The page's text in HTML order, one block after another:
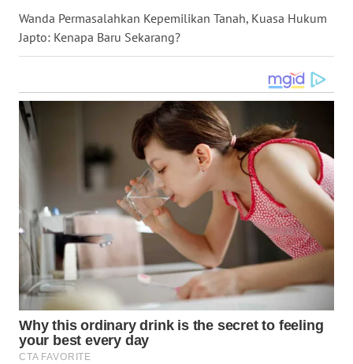
Wanda Permasalahkan Kepemilikan Tanah, Kuasa Hukum
Japto: Kenapa Baru Sekarang?
WN
WN
JATIM
WN
KALBAR
WN
KALTENG
WN
KALTARA